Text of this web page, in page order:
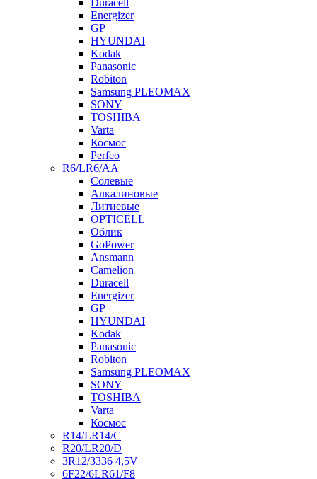
Duracell
Energizer
GP
HYUNDAI
Kodak
Panasonic
Robiton
Samsung PLEOMAX
SONY
TOSHIBA
Varta
Космос
Perfeo
R6/LR6/AA
Солевые
Алкалиновые
Литиевые
OPTICELL
Облик
GoPower
Ansmann
Camelion
Duracell
Energizer
GP
HYUNDAI
Kodak
Panasonic
Robiton
Samsung PLEOMAX
SONY
TOSHIBA
Varta
Космос
R14/LR14/C
R20/LR20/D
3R12/3336 4,5V
6F22/6LR61/F8